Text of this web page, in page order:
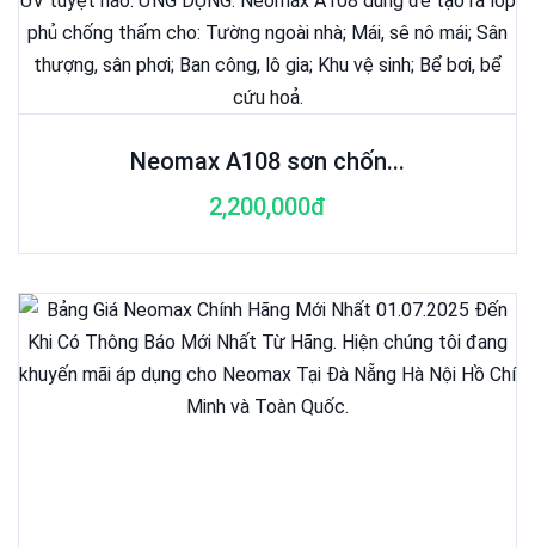
Neomax A108 sơn chốn...
2,200,000đ